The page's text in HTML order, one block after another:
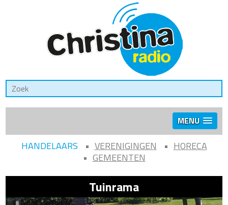
MENU
HANDELAARS VERENIGINGEN
HORECA
GEMEENTEN
Tuinrama